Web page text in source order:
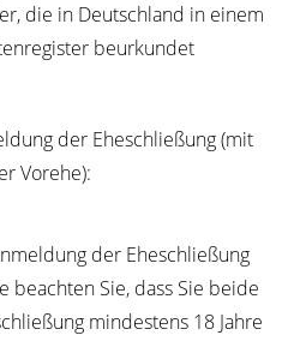
die in Deutschland in einem
beurkundet
der Eheschließung (mit
Vorehe):
der Eheschließung
beachten Sie, dass Sie beide
mindestens 18 Jahre